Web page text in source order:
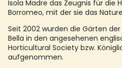
Isola Madre das Zeugnis für die
Borromeo, mit der sie das
Seit 2002 wurden die Gärten
Bella in den angesehenen
Horticultural Society bzw.
aufgenommen.